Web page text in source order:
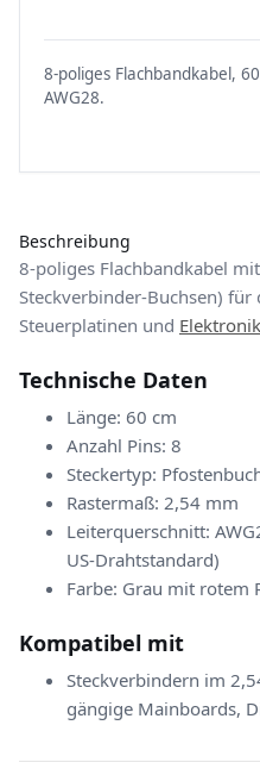
8-poliges Flachbandkabel,
AWG28.
Beschreibung
8-poliges Flachbandkabel
Steckverbinder-Buchsen) für
Steuerplatinen und Elektronik
Technische Daten
Länge: 60 cm
Anzahl Pins: 8
Steckertyp:
Rastermaß: 2,54 mm
Leiterquerschnitt:
US-Drahtstandard)
Farbe: Grau mit rotem
Kompatibel mit
Steckverbindern im
gängige Mainboards,